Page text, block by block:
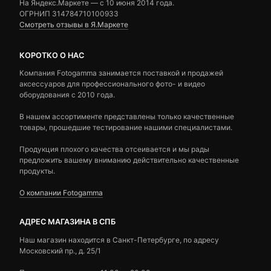
На Яндекс.Маркете — c 10 июня 2014 года.
ОГРНИП 314784710100933
Смотреть отзывы в Я.Маркете
КОРОТКО О НАС
Компания Fotogamma занимается поставкой и продажей
аксессуаров для профессионального фото- и видео
оборудования с 2010 года.
В нашем ассортименте представлены только качественные
товары, прошедшие тестирование нашими специалистами.
Продукция плохого качества отсеивается и мы рады
предложить вашему вниманию действительно качественные
продукты.
О компании Fotogamma
АДРЕС МАГАЗИНА В СПБ
Наш магазин находится в Санкт-Петербурге, по адресу
Московский пр., д. 25/1